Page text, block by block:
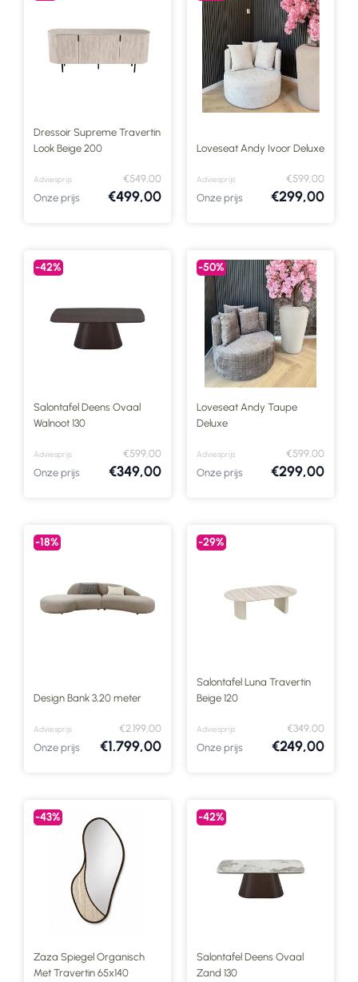
Dressoir Supreme Travertin
Look Beige 200
Adviesprijs
€549,00
Onze prijs
€499,00
Loveseat Andy Ivoor Deluxe
Adviesprijs
€599,00
Onze prijs
€299,00
-42%
Salontafel Deens Ovaal
Walnoot 130
Adviesprijs
€599,00
Onze prijs
€349,00
-50%
Loveseat Andy Taupe
Deluxe
Adviesprijs
€599,00
Onze prijs
€299,00
-18%
Design Bank 3,20 meter
Adviesprijs
€2.199,00
Onze prijs
€1.799,00
-29%
Salontafel Luna Travertin
Beige 120
Adviesprijs
€349,00
Onze prijs
€249,00
-43%
Zaza Spiegel Organisch
Met Travertin 65x140
-42%
Salontafel Deens Ovaal
Zand 130